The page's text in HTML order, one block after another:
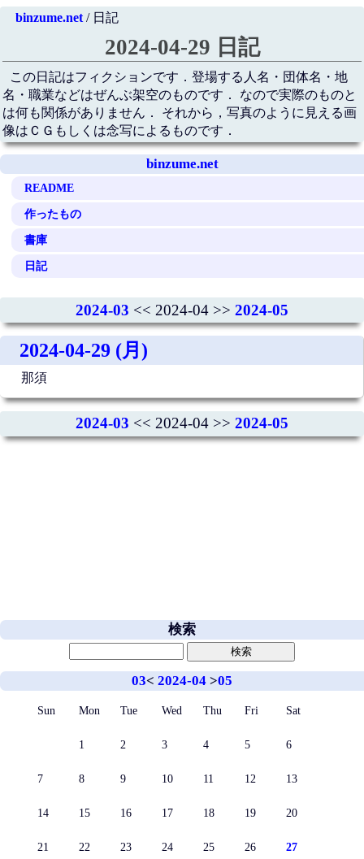
binzume.net/ 日記
2024-04-29 日記
この日記はフィクションです．登場する人名・団体名・地
名・職業などはぜんぶ架空のものです． なので実際のものと
は何も関係がありません． それから，写真のように見える画
像はＣＧもしくは念写によるものです．
binzume.net
README
作ったもの
書庫
日記
2024-03 << 2024-04 >> 2024-05
2024-04-29 (月)
那須
2024-03 << 2024-04 >> 2024-05
検索
03< 2024-04 >05
Sun Mon Tue Wed Thu Fri Sat
1 2 3 4 5 6
7 8 9 10 11 12 13
14 15 16 17 18 19 20
21 22 23 24 25 26 27